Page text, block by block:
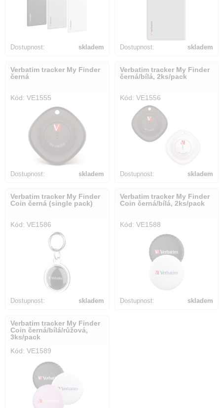
Dostupnost: skladem Dostupnost: skladem
Verbatim tracker My Finder
černá
Kód: VE1555
Dostupnost: skladem
Verbatim tracker My Finder
černá/bílá, 2ks/pack
Kód: VE1556
Dostupnost: skladem
Verbatim tracker My Finder
Coin černá (single pack)
Kód: VE1586
Dostupnost: skladem
Verbatim tracker My Finder
Coin černá/bílá, 2ks/pack
Kód: VE1588
Dostupnost: skladem
Verbatim tracker My Finder
Coin černá/bílá/růžová,
3ks/pack
Kód: VE1589